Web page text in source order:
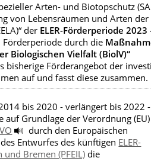
Arten- und Biotopschutz
von Lebensräumen und Arten der
der ELER-Förderperiode 2023
durch die
Biologischen Vielfalt (BiolV)“
bisherige Förderangebot der
auf und fasst diese zusammen.
bis 2020 - verlängert bis 2022 -
auf Grundlage der Verordnung
durch den Europäischen
Entwurfes des künftigen ELER-
Bremen (PFEIL) die